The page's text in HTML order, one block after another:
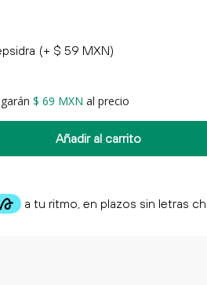
(+ $ 59 MXN)
$ 69 MXN al precio
Añadir al carrito